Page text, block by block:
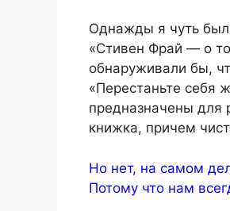
Однажды я чуть
«Стивен Фрай — о
обнаруживали бы,
«Перестаньте себя
предназначены для
книжка, причем
Но нет, на самом
Потому что нам